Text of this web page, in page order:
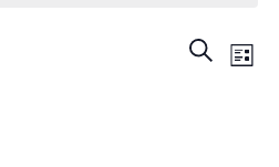
Eventi
Ricerca
Cerca
Lista